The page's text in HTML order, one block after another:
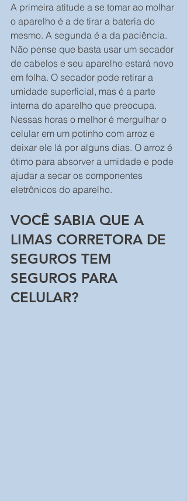
A primeira atitude a se tomar ao molhar
o aparelho é a de tirar a bateria do
mesmo. A segunda é a da paciência.
Não pense que basta usar um secador
de cabelos e seu aparelho estará novo
em folha. O secador pode retirar a
umidade superficial, mas é a parte
interna do aparelho que preocupa.
Nessas horas o melhor é mergulhar o
celular em um potinho com arroz e
deixar ele lá por alguns dias. O arroz é
ótimo para absorver a umidade e pode
ajudar a secar os componentes
eletrônicos do aparelho.
VOCÊ SABIA QUE A
LIMAS CORRETORA DE
SEGUROS TEM
SEGUROS PARA
CELULAR?